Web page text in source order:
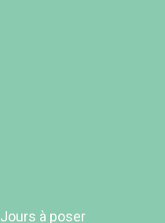
Jours à poser